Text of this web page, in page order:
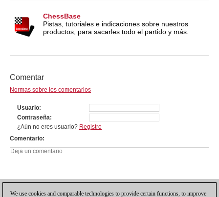
ChessBase
Pistas, tutoriales e indicaciones sobre nuestros
productos, para sacarles todo el partido y más.
Comentar
Normas sobre los comentarios
Usuario
Contraseña
¿Aún no eres usuario? Registro
Comentario
We use cookies and comparable technologies to provide certain functions, to improve